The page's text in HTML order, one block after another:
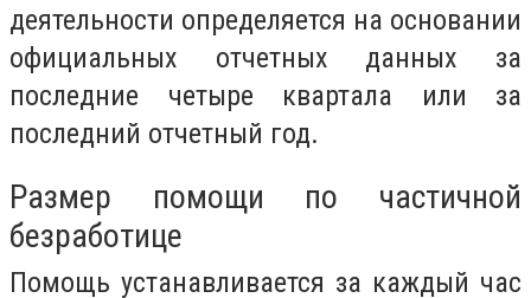
деятельности определяется на основании
официальных отчетных данных за
последние четыре квартала или за
последний отчетный год.
Размер помощи по частичной
безработице
Помощь устанавливается за каждый час